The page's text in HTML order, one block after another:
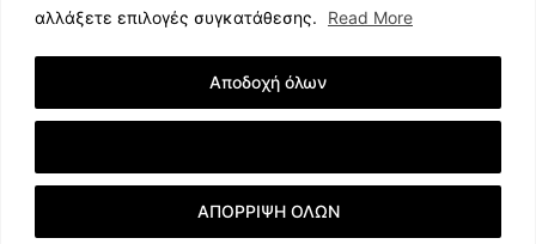
αλλάξετε επιλογές συγκατάθεσης.
Read More
ΑΠΟΡΡΙΨΗ ΟΛΩΝ
Αποδοχή όλων
ΔΙΑΓΩΝΙΣΜΟΙ
STOA CULTURA
ΣΥΝΕΝΤΕΥΞΕΙΣ
© 2023 music.net.cy, All Rights Reserved